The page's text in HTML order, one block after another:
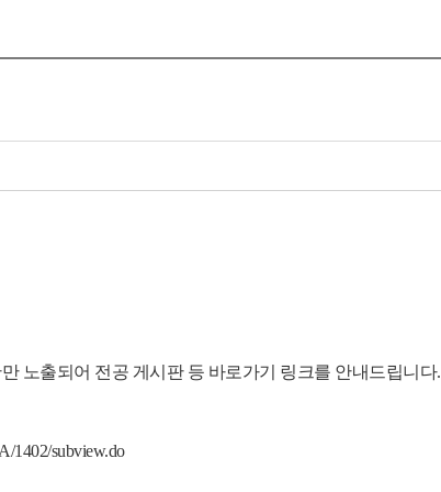
노출되어 전공 게시판 등 바로가기 링크를 안내드립니다.
1402/subview.do